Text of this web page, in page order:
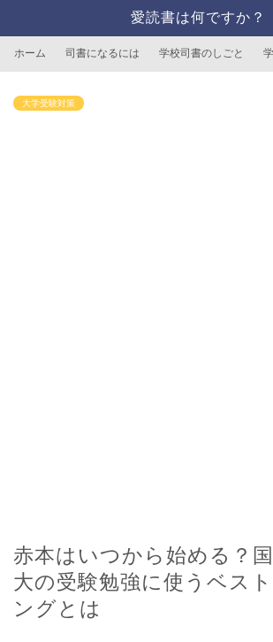
愛読書は何ですか？
ホーム 司書になるには 学校司書のしごと
大学受験対策
赤本はいつから始める？
大の受験勉強に使うベス
ングとは